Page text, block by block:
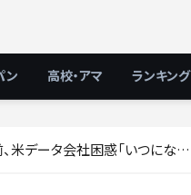
ン 高校・アマ ランキング
タ会社困惑「いつになったら」